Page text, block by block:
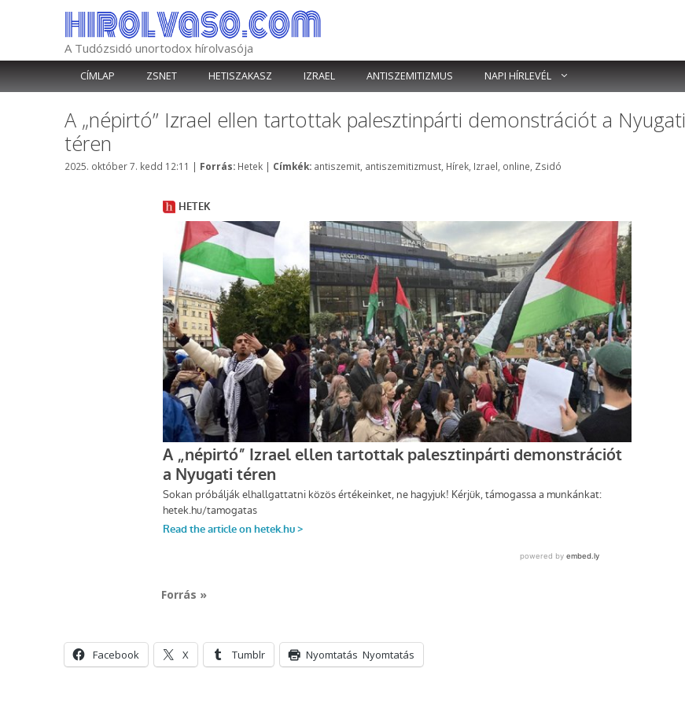
A Tudózsidó unortodox hírolvasója
CÍMLAP ZSNET HETISZAKASZ IZRAEL ANTISZEMITIZMUS NAPI HÍRLEVÉL
A „népirtó” Izrael ellen tartottak palesztinpárti demonstrációt a Nyugati
téren
2025. október 7. kedd 12:11 | Forrás: Kategória
Hetek | Címkék: Címkék
antiszemit antiszemitizmust Hírek Izrael online Zsidó
Forrás »
Facebook X Tumblr Nyomtatás Nyomtatás